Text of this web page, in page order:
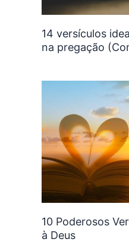
14 versículos
na pregação
10 Poderosos
à Deus